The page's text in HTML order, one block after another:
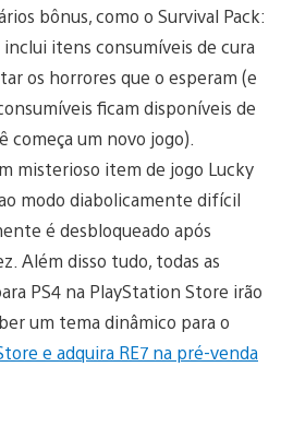
bônus, como o Survival Pack:
inclui itens consumíveis de cura
os horrores que o esperam (e
ficam disponíveis de
começa um novo jogo).
misterioso item de jogo Lucky
modo diabolicamente difícil
é desbloqueado após
Além disso tudo, todas as
PS4 na PlayStation Store irão
um tema dinâmico para o
e adquira RE7 na pré-venda